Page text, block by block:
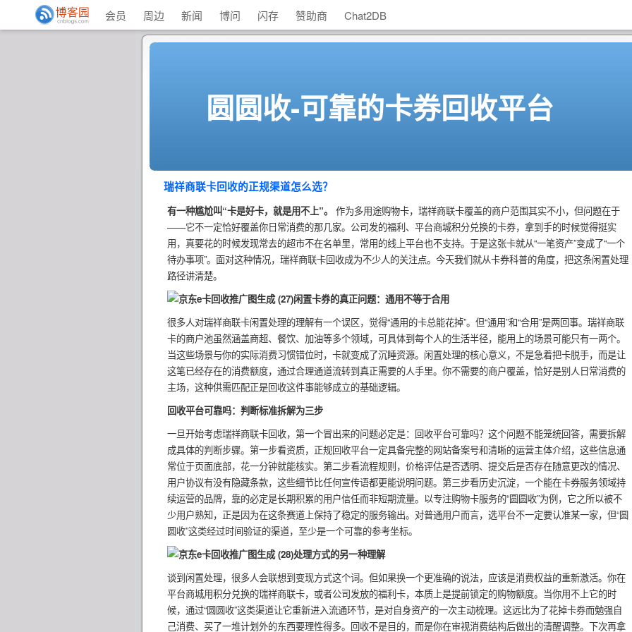
会员 周边 新闻 博问 闪存 赞助商 Chat2DB
圆圆收-可靠的卡券回收平台
瑞祥商联卡回收的正规渠道怎么选？
有一种尴尬叫“卡是好卡，就是用不上”。
作为多用途购物卡，瑞祥商联卡覆盖的商户范围其实不小，但问题在于
——它不一定恰好覆盖你日常消费的那几家。公司发的福利、平台商城积分兑换的卡券，拿到手的时候觉得挺实
用，真要花的时候发现常去的超市不在名单里，常用的线上平台也不支持。于是这张卡就从“一笔资产”变成了“一个
待办事项”。面对这种情况，瑞祥商联卡回收成为不少人的关注点。今天我们就从卡券科普的角度，把这条闲置处理
路径讲清楚。
闲置卡券的真正问题：通用不等于合用
很多人对瑞祥商联卡闲置处理的理解有一个误区，觉得“通用的卡总能花掉”。但“通用”和“合用”是两回事。瑞祥商联
卡的商户池虽然涵盖商超、餐饮、加油等多个领域，可具体到每个人的生活半径，能用上的场景可能只有一两个。
当这些场景与你的实际消费习惯错位时，卡就变成了沉睡资源。闲置处理的核心意义，不是急着把卡脱手，而是让
这笔已经存在的消费额度，通过合理通道流转到真正需要的人手里。你不需要的商户覆盖，恰好是别人日常消费的
主场，这种供需匹配正是回收这件事能够成立的基础逻辑。
回收平台可靠吗：判断标准拆解为三步
一旦开始考虑瑞祥商联卡回收，第一个冒出来的问题必定是：回收平台可靠吗？这个问题不能笼统回答，需要拆解
成具体的判断步骤。第一步看资质，正规回收平台一定具备完整的网站备案号和清晰的运营主体介绍，这些信息通
常位于页面底部，花一分钟就能核实。第二步看流程规则，价格评估是否透明、提交后是否存在随意更改的情况、
用户协议有没有隐藏条款，这些细节比任何宣传语都更能说明问题。第三步看历史沉淀，一个能在卡券服务领域持
续运营的品牌，靠的必定是长期积累的用户信任而非短期流量。以专注购物卡服务的“圆圆收”为例，它之所以被不
少用户熟知，正是因为在这条赛道上保持了稳定的服务输出。对普通用户而言，选平台不一定要认准某一家，但“圆
圆收”这类经过时间验证的渠道，至少是一个可靠的参考坐标。
处理方式的另一种理解
谈到闲置处理，很多人会联想到变现方式这个词。但如果换一个更准确的说法，应该是消费权益的重新激活。你在
平台商城用积分兑换的瑞祥商联卡，或者公司发放的福利卡，本质上是提前锁定的购物额度。当你用不上它的时
候，通过“圆圆收”这类渠道让它重新进入流通环节，是对自身资产的一次主动梳理。这远比为了花掉卡券而勉强自
己消费、买了一堆计划外的东西要理性得多。回收不是目的，而是你在审视消费结构后做出的清醒调整。下次再拿